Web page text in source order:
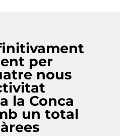
per
nous
la Conca
un total